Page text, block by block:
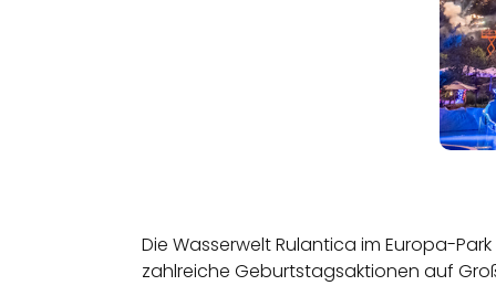
Die Wasserwelt Rulantica im Europa-
zahlreiche Geburtstagsaktionen auf